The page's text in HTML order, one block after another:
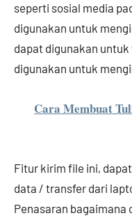
seperti sosial media
digunakan untuk
dapat digunakan untuk
digunakan untuk
Cara Membuat
Fitur kirim file ini,
data / transfer dari
Penasaran bagaimana